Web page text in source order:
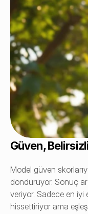
Güven,
Model güven
döndürüyor. Sonuç
veriyor. Sadece en iyi
hissettiriyor ama